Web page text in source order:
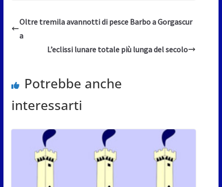
Oltre tremila avannotti di pesce Barbo a Gorgascur
a
L’eclissi lunare totale più lunga del secolo
Potrebbe anche
interessarti